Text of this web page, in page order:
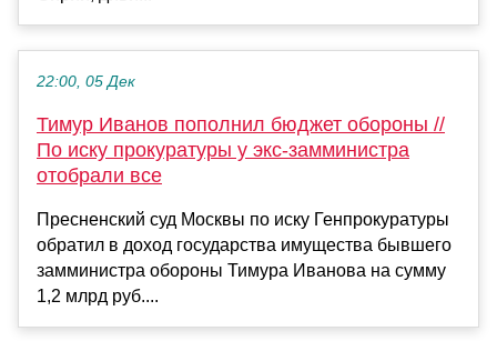
22:00, 05 Дек
Тимур Иванов пополнил бюджет обороны //
По иску прокуратуры у экс-замминистра
отобрали все
Пресненский суд Москвы по иску Генпрокуратуры
обратил в доход государства имущества бывшего
замминистра обороны Тимура Иванова на сумму
1,2 млрд руб....